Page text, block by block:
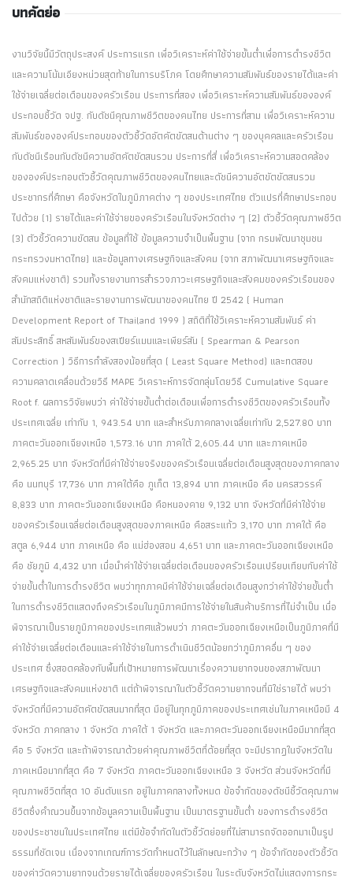
บทคัดย่อ
งานวิจัยนี้มีวัตถุประสงค์ ประการแรก เพื่อวิเคราะห์ค่าใช้จ่ายขั้นต่ำเพื่อการดำรงชีวิต
และความโน้มเอียงหน่วยสุดท้ายในการบริโภค โดยศึกษาความสัมพันธ์ของรายได้และค่า
ใช้จ่ายเฉลี่ยต่อเดือนของครัวเรือน ประการที่สอง เพื่อวิเคราะห์ความสัมพันธ์ขององค์
ประกอบชี้วัด จปฐ. กับดัชนีคุณภาพชีวิตของคนไทย ประการที่สาม เพื่อวิเคราะห์ความ
สัมพันธ์ขององค์ประกอบของตัวชี้วัดอัตคัตขัดสนด้านต่าง ๆ ของบุคคลและครัวเรือน
กับดัชนีเรือนกับดัชนีความอัตคัตขัดสนรวม ประการที่สี่ เพื่อวิเคราะห์ความสอดคล้อง
ขององค์ประกอบตัวชี้วัดคุณภาพชีวิตของคนไทยและดัชนีความอัตขัตขัดสนรวม
ประชากรที่ศึกษา คือจังหวัดในภูมิภาคต่าง ๆ ของประเทศไทย ตัวแปรที่ศึกษาประกอบ
ไปด้วย (1) รายได้และค่าใช้จ่ายของครัวเรือนในจังหวัดต่าง ๆ (2) ตัวชี้วัดคุณภาพชีวิต
(3) ตัวชี้วัดความขัดสน ข้อมูลที่ใช้ ข้อมูลความจำเป็นพื้นฐาน (จาก กรมพัฒนาชุมชน
กระทรวงมหาดไทย) และข้อมูลทางเศรษฐกิจและสังคม (จาก สภาพัฒนาเศรษฐกิจและ
สังคมแห่งชาติ) รวมทั้งรายงานการสำรวจภาวะเศรษฐกิจและสังคมของครัวเรือนของ
สำนักสถิติแห่งชาติและรายงานการพัฒนาของคนไทย ปี 2542 ( Human
Development Report of Thailand 1999 ) สถิติที่ใช้วิเคราะห์ความสัมพันธ์ ค่า
สัมประสิทธิ์ สหสัมพันธ์ของสเปียร์แมนและเพียร์สัน ( Spearman & Pearson
Correction ) วิธีการกำลังสองน้อยที่สุด ( Least Square Method) และทดสอบ
ความคลาดเคลื่อนด้วยวิธี MAPE วิเคราะห์การจัดกลุ่มโดยวิธี Cumulative Square
Root f. ผลการวิจัยพบว่า ค่าใช้จ่ายขั้นต่ำต่อเดือนเพื่อการดำรงชีวิตของครัวเรือนทั้ง
ประเทศเฉลี่ย เท่ากับ 1, 943.54 บาท และสำหรับภาคกลางเฉลี่ยเท่ากับ 2,527.80 บาท
ภาคตะวันออกเฉียงเหนือ 1,573.16 บาท ภาคใต้ 2,605.44 บาท และภาคเหนือ
2,965.25 บาท จังหวัดที่มีค่าใช้จ่ายจริงของครัวเรือนเฉลี่ยต่อเดือนสูงสุดของภาคกลาง
คือ นนทบุรี 17,736 บาท ภาคใต้คือ ภูเก็ต 13,894 บาท ภาคเหนือ คือ นครสวรรค์
8,833 บาท ภาคตะวันออกเฉียงเหนือ คือหนองคาย 9,132 บาท จังหวัดที่มีค่าใช้จ่าย
ของครัวเรือนเฉลี่ยต่อเดือนสูงสุดของภาคเหนือ คือสระแก้ว 3,170 บาท ภาคใต้ คือ
สตูล 6,944 บาท ภาคเหนือ คือ แม่ฮ่องสอน 4,651 บาท และภาคตะวันออกเฉียงเหนือ
คือ ชัยภูมิ 4,432 บาท เมื่อนำค่าใช้จ่ายเฉลี่ยต่อเดือนของครัวเรือนเปรียบเทียบกับค่าใช้
จ่ายขั้นต่ำในการดำรงชีวิต พบว่าทุกภาคมีค่าใช้จ่ายเฉลี่ยต่อเดือนสูงกว่าค่าใช้จ่ายขั้นต่ำ
ในการดำรงชีวิตแสดงถึงครัวเรือนในภูมิภาคมีการใช้จ่ายในสินค้าบริการที่ไม่จำเป็น เมื่อ
พิจารณาเป็นรายภูมิภาคของประเทศแล้วพบว่า ภาคตะวันออกเฉียงเหนือเป็นภูมิภาคที่มี
ค่าใช้จ่ายเฉลี่ยต่อเดือนและค่าใช้จ่ายในการดำเนินชีวิตน้อยกว่าภูมิภาคอื่น ๆ ของ
ประเทศ ซึ่งสอดคล้องกับพื้นที่เป้าหมายการพัฒนาเรื่องความยากจนของสภาพัฒนา
เศรษฐกิจและสังคมแห่งชาติ แต่ถ้าพิจารณาในตัวชี้วัดความยากจนที่มิใช่รายได้ พบว่า
จังหวัดที่มีความอัตคัตขัดสนมากที่สุด มีอยู่ในทุกภูมิภาคของประเทศเช่นในภาคเหนือมี 4
จังหวัด ภาคกลาง 1 จังหวัด ภาคใต้ 1 จังหวัด และภาคตะวันออกเฉียงเหนือมีมากที่สุด
คือ 5 จังหวัด และถ้าพิจารณาด้วยค่าคุณภาพชีวิตที่ด้อยที่สุด จะมีปรากฏในจังหวัดใน
ภาคเหนือมากที่สุด คือ 7 จังหวัด ภาคตะวันออกเฉียงเหนือ 3 จังหวัด ส่วนจังหวัดที่มี
คุณภาพชีวิตที่สุด 10 อันดับแรก อยู่ในภาคกลางทั้งหมด ข้อจำกัดของดัชนีชี้วัดคุณภาพ
ชีวิตซึ่งคำณวนขึ้นจากข้อมูลความเป็นพื้นฐาน เป็นมาตรฐานขั้นต่ำ ของการดำรงชีวิต
ของประชาชนในประเทศไทย แต่มีข้อจำกัดในตัวชี้วัดย่อยที่ไม่สามารถจัดออกมาเป็นรูป
ธรรมที่ชัดเจน เนื่องจากเกณฑ์การวัดกำหนดไว้ในลักษณะกว้าง ๆ ข้อจำกัดของตัวชี้วัด
ของค่าวัดความยากจนด้วยรายได้เฉลี่ยของครัวเรือน ในระดับจังหวัดไม่แสดงการกระ